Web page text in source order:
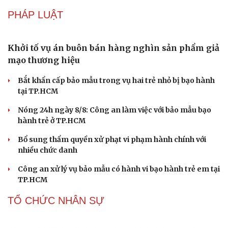
Microsoft tăng tốc đầu tư hạ tầng AI tại Ấn Độ
Trung Quốc đưa vào hoạt động cơ sở điện toán AI lớn
nhất thế giới
Meta bị buộc bồi thường 567 triệu USD vì gây hại cho trẻ
PHÁP LUẬT